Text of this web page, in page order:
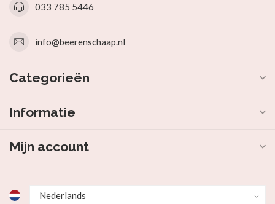
033 785 5446
info@beerenschaap.nl
Categorieën
Informatie
Mijn account